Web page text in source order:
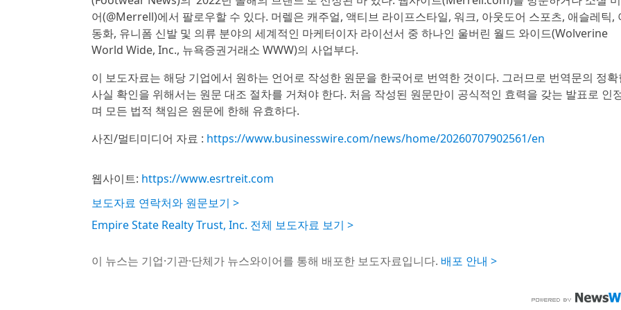
어(@Merrell)에서 팔로우할 수 있다. 머렐은 캐주얼, 액티브 라이프스타일, 워크, 아웃도어 스포츠, 애슬레틱,
동화, 유니폼 신발 및 의류 분야의 세계적인 마케터이자 라이선서 중 하나인 울버린 월드 와이드(Wolverine
World Wide, Inc., 뉴욕증권거래소 WWW)의 사업부다.
이 보도자료는 해당 기업에서 원하는 언어로 작성한 원문을 한국어로 번역한 것이다. 그러므로 번역문의 정확
사실 확인을 위해서는 원문 대조 절차를 거쳐야 한다. 처음 작성된 원문만이 공식적인 효력을 갖는 발표로 인
며 모든 법적 책임은 원문에 한해 유효하다.
사진/멀티미디어 자료 : https://www.businesswire.com/news/home/20260707902561/en
웹사이트: https://www.esrtreit.com
보도자료 연락처와 원문보기 >
Empire State Realty Trust, Inc. 전체 보도자료 보기 >
이 뉴스는 기업·기관·단체가 뉴스와이어를 통해 배포한 보도자료입니다. 배포 안내 >